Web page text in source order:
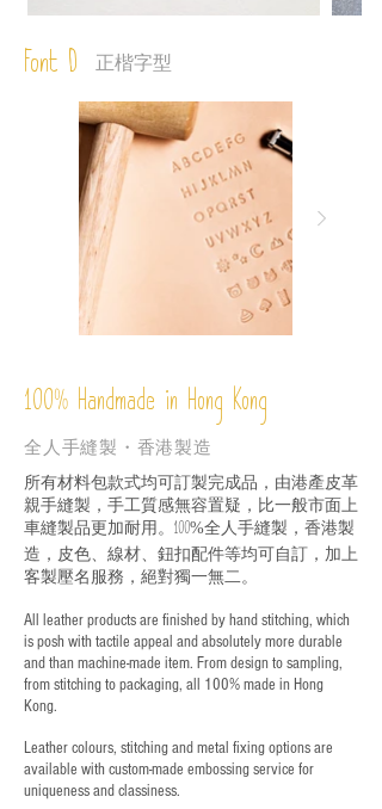
Font D 正楷字型
100% Handmade in Hong Kong
全人手縫製・香港製造
所有材料包款式均可訂製完成品，由港產皮革
親手縫製，手工質感無容置疑，比一般市面上
車縫製品更加耐用。 100%全人手縫製，香港製
造，皮色、線材、鈕扣配件等均可自訂，加上
客製壓名服務，絕對獨一無二。
All leather products are finished by hand stitching, which
is posh with tactile appeal and absolutely more durable
and than machine-made item. From design to sampling,
from stitching to packaging, all 100% made in Hong
Kong.
Leather colours, stitching and metal fixing options are
available with custom-made embossing service for
uniqueness and classiness.